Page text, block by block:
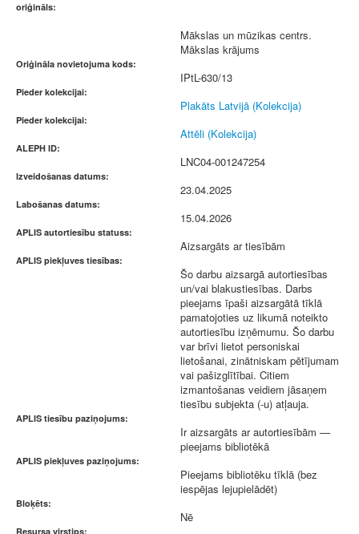
oriģināls:
Mākslas un mūzikas centrs.
Mākslas krājums
Oriģināla novietojuma kods:
IPtL-630/13
Pieder kolekcijai:
Plakāts Latvijā (Kolekcija)
Pieder kolekcijai:
Attēli (Kolekcija)
ALEPH ID:
LNC04-001247254
Izveidošanas datums:
23.04.2025
Labošanas datums:
15.04.2026
APLIS autortiesību statuss:
Aizsargāts ar tiesībām
APLIS piekļuves tiesības:
Šo darbu aizsargā autortiesības
un/vai blakustiesības. Darbs
pieejams īpaši aizsargātā tīklā
pamatojoties uz likumā noteikto
autortiesību izņēmumu. Šo darbu
var brīvi lietot personiskai
lietošanai, zinātniskam pētījumam
vai pašizglītībai. Citiem
izmantošanas veidiem jāsaņem
tiesību subjekta (-u) atļauja.
APLIS tiesību paziņojums:
Ir aizsargāts ar autortiesībām —
pieejams bibliotēkā
APLIS piekļuves paziņojums:
Pieejams bibliotēku tīklā (bez
iespējas lejupielādēt)
Bloķēts:
Nē
Resursa virstips: